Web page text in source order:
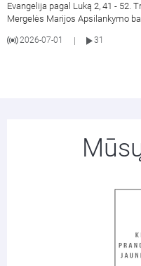
Evangelija pagal Luką 2, 41 - 52.
Mergelės Marijos Apsilankymo
2026-07-01 31